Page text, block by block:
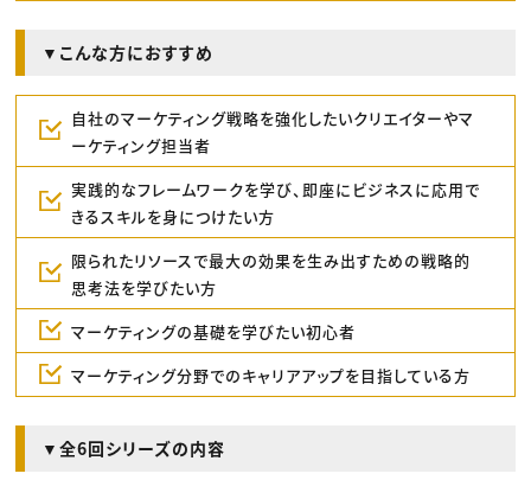
▼こんな方におすすめ
自社のマーケティング戦略を強化したいクリエイターやマ
ーケティング担当者
実践的なフレームワークを学び、即座にビジネスに応用で
きるスキルを身につけたい方
限られたリソースで最大の効果を生み出すための戦略的
思考法を学びたい方
マーケティングの基礎を学びたい初心者
マーケティング分野でのキャリアアップを目指している方
▼全6回シリーズの内容